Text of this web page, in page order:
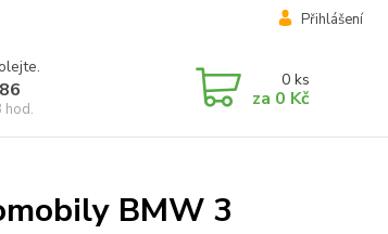
Přihlášení
hod.
0 ks
za 0 Kč
BMW 3